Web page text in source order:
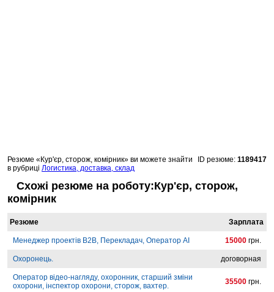
Резюме «Кур'єр, сторож, комірник» ви можете знайти
в рубриці Логистика, доставка, склад
ID резюме: 1189417
Схожі резюме на роботу:Кур'єр, сторож,
комірник
Резюме Зарплата
Менеджер проектів B2B, Перекладач, Оператор AI 15000 грн.
Охоронець. договорная
Оператор відео-нагляду, охоронник, старший зміни
охорони, інспектор охорони, сторож, вахтер.
35500 грн.